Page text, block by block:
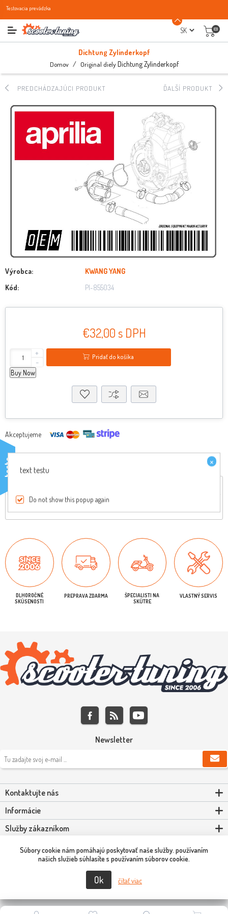
Testovacia prevádzka
(0)
Dichtung Zylinderkopf
Domov / Original diely Dichtung Zylinderkopf
PREDCHÁDZAJÚCI PRODUKT ĎALŠÍ PRODUKT
Výrobca:
KWANG YANG
Kód:
PI-855034
€32,00 s DPH
+
-
Pridať do košíka
Buy Now
Akceptujeme
Originálny diel, pre viac informácií nás kontaktujte
DLHOROČNÉ
SKÚSENOSTI
PREPRAVA ZDARMA
ŠPECIALISTI NA
SKÚTRE
VLASTNÝ SERVIS
Newsletter
Kontaktujte nás
Informácie
Služby zákazníkom
Môj účet
Copyright © 2026 Scooter-Tuning SK. Všetky práva vyhradené.
testo
Súbory cookie nám pomáhajú poskytovať naše služby. používaním
našich služieb súhlasíte s používaním súborov cookie.
Ok čítať viac
×
text testu
Do not show this popup again